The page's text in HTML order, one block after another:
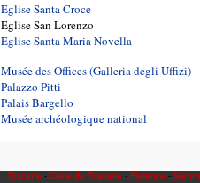
Eglise Santa Croce
Eglise San Lorenzo
Eglise Santa Maria Novella
Musée des Offices (Galleria degli Uffizi)
Palazzo Pitti
Palais Bargello
Musée archéologique national
Toscane - Carte de Toscane - Florence -